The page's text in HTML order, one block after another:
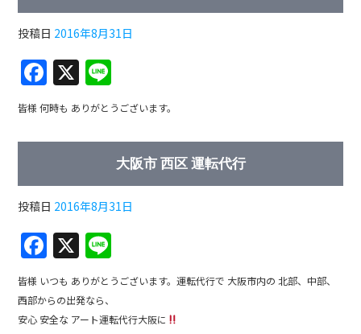
k
投稿日 2016年8月31日
F
a
c
e
o
o
k
X
n
e
皆様 何時も ありがとうございます。
大阪市 西区 運転代行
投稿日 2016年8月31日
F
a
c
e
X
n
e
皆様 いつも ありがとうございます。運転代行で 大阪市内の 北部、中部、
西部からの出発なら、
安心 安全な アート運転代行大阪に